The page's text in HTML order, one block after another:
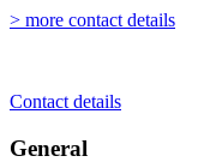
> more contact details
Contact details
General